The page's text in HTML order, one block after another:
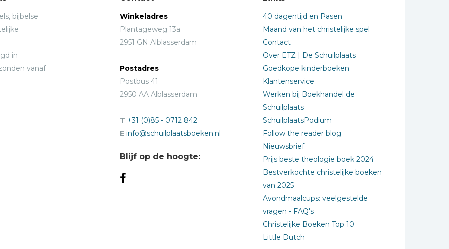
bijbelse
in
vanaf
Winkeladres
Plantageweg 13a
2951 GN Alblasserdam
Postadres
Postbus 41
2950 AA Alblasserdam
T +31 (0)85 - 0712 842
E info@schuilplaatsboeken.nl
Blijf op de hoogte:
40 dagentijd en Pasen
Maand van het christelijke spel
Contact
Over ETZ | De Schuilplaats
Goedkope kinderboeken
Klantenservice
Werken bij Boekhandel de
Schuilplaats
SchuilplaatsPodium
Follow the reader blog
Nieuwsbrief
Prijs beste theologie boek 2024
Bestverkochte christelijke boeken
van 2025
Avondmaalcups: veelgestelde
vragen - FAQ's
Christelijke Boeken Top 10
Little Dutch